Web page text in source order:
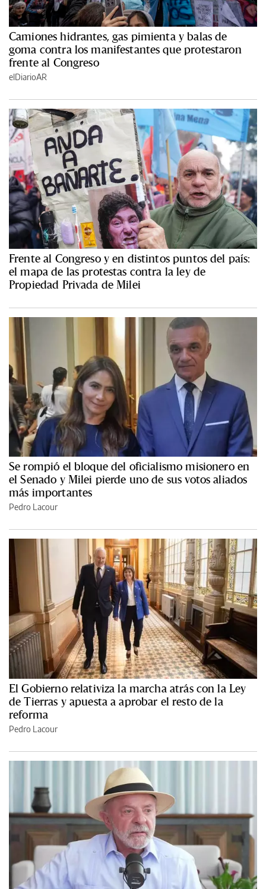
Camiones hidrantes, gas pimienta y balas de
goma contra los manifestantes que protestaron
frente al Congreso
elDiarioAR
Frente al Congreso y en distintos puntos del país:
el mapa de las protestas contra la ley de
Propiedad Privada de Milei
Se rompió el bloque del oficialismo misionero en
el Senado y Milei pierde uno de sus votos aliados
más importantes
Pedro Lacour
El Gobierno relativiza la marcha atrás con la Ley
de Tierras y apuesta a aprobar el resto de la
reforma
Pedro Lacour